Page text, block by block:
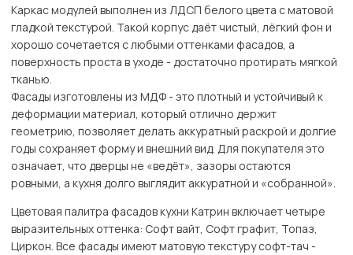
Каркас модулей выполнен из ЛДСП белого цвета с матовой
гладкой текстурой. Такой корпус даёт чистый, лёгкий фон и
хорошо сочетается с любыми оттенками фасадов, а
поверхность проста в уходе - достаточно протирать мягкой
тканью.
Фасады изготовлены из МДФ - это плотный и устойчивый к
деформации материал, который отлично держит
геометрию, позволяет делать аккуратный раскрой и долгие
годы сохраняет форму и внешний вид. Для покупателя это
означает, что дверцы не «ведёт», зазоры остаются
ровными, а кухня долго выглядит аккуратной и «собранной».
Цветовая палитра фасадов кухни Катрин включает четыре
выразительных оттенка: Софт вайт, Софт графит, Топаз,
Циркон. Все фасады имеют матовую текстуру софт-тач -